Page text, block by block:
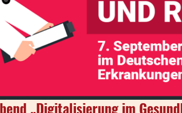
„Digitalisierung im